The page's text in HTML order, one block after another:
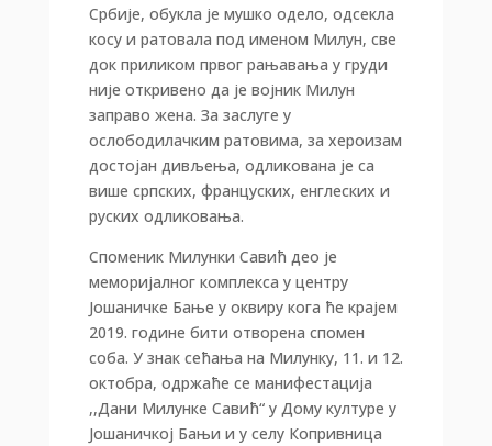
Србије, обукла је мушко одело, одсекла
косу и ратовала под именом Милун, све
док приликом првог рањавања у груди
није откривено да је војник Милун
заправо жена. За заслуге у
ослободилачким ратовима, за хероизам
достојан дивљења, одликована је са
више српских, француских, енглеских и
руских одликовања.
Споменик Милунки Савић део је
меморијалног комплекса у центру
Јошаничке Бање у оквиру кога ће крајем
2019. године бити отворена спомен
соба. У знак сећања на Милунку, 11. и 12.
октобра, одржаће се манифестација
,,Дани Милунке Савић“ у Дому културе у
Јошаничкој Бањи и у селу Копривница